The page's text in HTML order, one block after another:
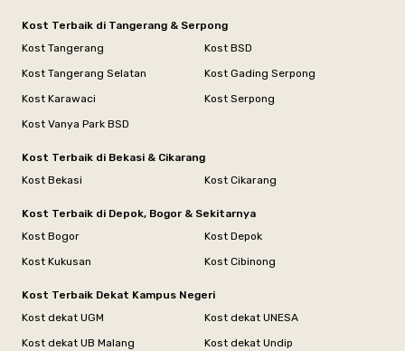
Kost Terbaik di Tangerang & Serpong
Kost Tangerang
Kost BSD
Kost Tangerang Selatan
Kost Gading Serpong
Kost Karawaci
Kost Serpong
Kost Vanya Park BSD
Kost Terbaik di Bekasi & Cikarang
Kost Bekasi
Kost Cikarang
Kost Terbaik di Depok, Bogor & Sekitarnya
Kost Bogor
Kost Depok
Kost Kukusan
Kost Cibinong
Kost Terbaik Dekat Kampus Negeri
Kost dekat UGM
Kost dekat UNESA
Kost dekat UB Malang
Kost dekat Undip